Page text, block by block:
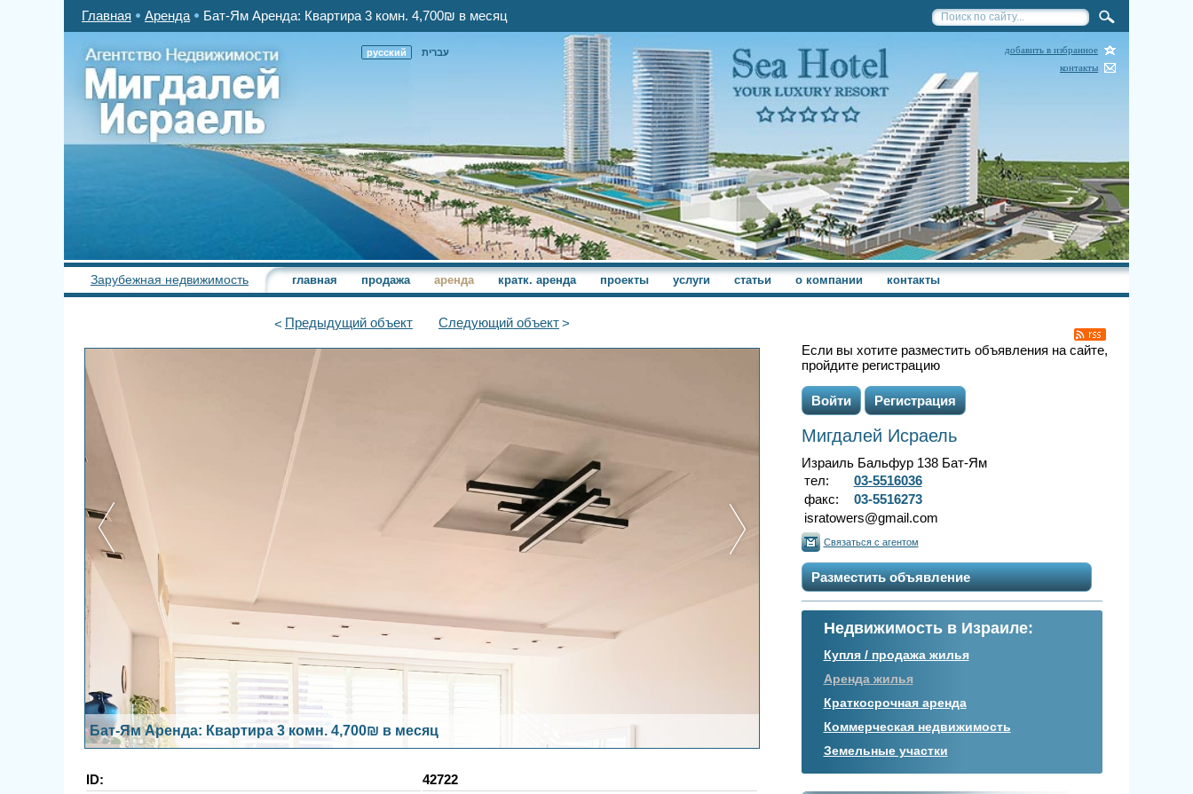
Главная Аренда Бат-Ям Аренда: Квартира 3 комн. 4,700₪ в месяц
עברית русский
добавить в избранное
контакты
Зарубежная недвижимость главная продажа аренда кратк. аренда проекты услуги статьи о компании контакты
Предыдущийобъект Следующийобъект
Бат-Ям Аренда: Квартира 3 комн. 4,700₪ в месяц
ID:
42722
Если вы хотите разместить объявления на сайте,
пройдите регистрацию
Войти Регистрация
Мигдалей Исраель
Израиль Бальфур 138 Бат-Ям
тел:
03-5516036
факс:
03-5516273
isratowers@gmail.com
Связаться с агентом
Разместить объявление
Недвижимость в Израиле:
Купля / продажа жилья
Аренда жилья
Краткосрочная аренда
Коммерческая недвижимость
Земельные участки